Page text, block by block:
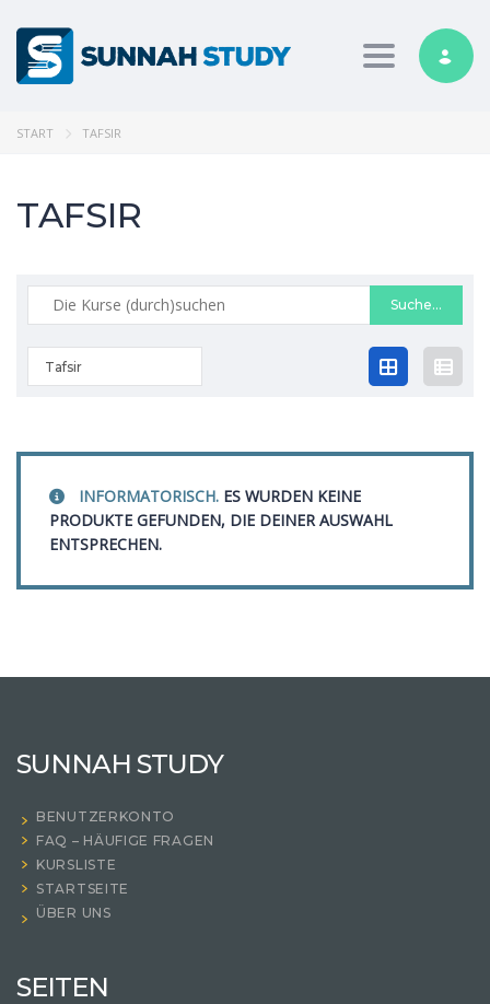
Toggle
START TAFSIR
TAFSIR
Suche
nach:
Tafsir
INFORMATORISCH. ES WURDEN KEINE
PRODUKTE GEFUNDEN, DIE DEINER AUSWAHL
ENTSPRECHEN.
SUNNAH STUDY
BENUTZERKONTO
FAQ – HÄUFIGE FRAGEN
KURSLISTE
STARTSEITE
ÜBER UNS
SEITEN